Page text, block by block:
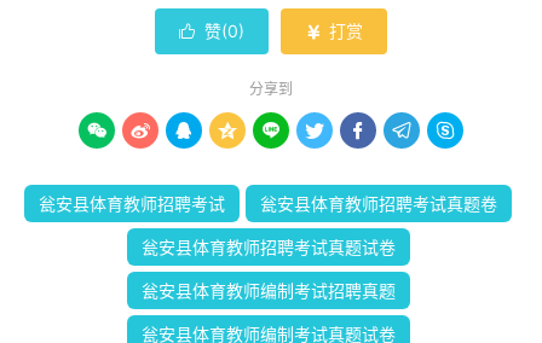
 赞(0)  打赏
分享到
        
瓮安县体育教师招聘考试 瓮安县体育教师招聘考试真题卷
瓮安县体育教师招聘考试真题试卷
瓮安县体育教师编制考试招聘真题
瓮安县体育教师编制考试真题试卷